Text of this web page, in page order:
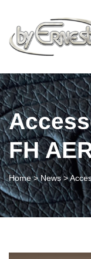
FH
Home >News>